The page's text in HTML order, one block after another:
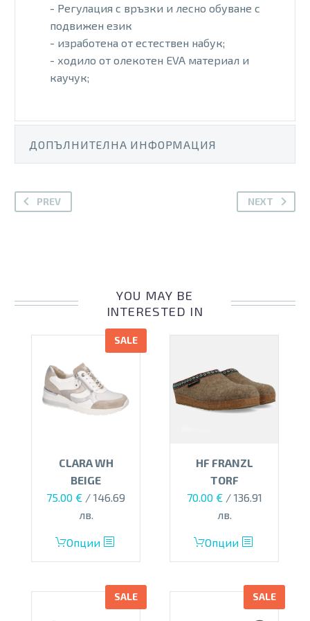
- Регулация с връзки и лесно обуване с
подвижен език
- изработена от естествен набук;
- ходило от олекотен EVA материал и
каучук;
ДОПЪЛНИТЕЛНА ИНФОРМАЦИЯ
PREV NEXT
YOU MAY BE
INTERESTED IN
SALE
CLARA WH
BEIGE
Original
125.00 €.
75.00 €Текущата
цена
75.00 €.
/ 146.69
лв.
Опции
This
product
multiple
variants.
HF FRANZL
TORF
70.00 € / 136.91
лв.
Опции
This
product
multiple
variants.
SALE SALE